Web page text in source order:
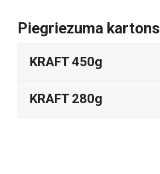
Piegriezuma kartons
KRAFT 450g
KRAFT 280g